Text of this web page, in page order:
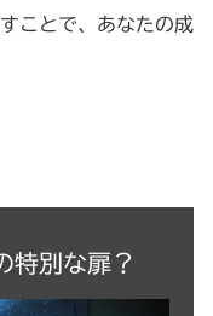
ことで、あなたの成
特別な扉？